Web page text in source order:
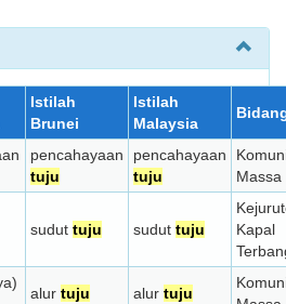
Istilah
Brunei
Istilah
Malaysia
pencahayaan
tuju
pencahayaan
tuju
Massa
sudut tuju sudut tuju
Kapal
alur tuju alur tuju